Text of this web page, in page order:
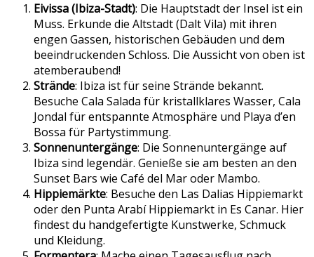
Eivissa (Ibiza-Stadt): Die Hauptstadt der Insel ist ein
Muss. Erkunde die Altstadt (Dalt Vila) mit ihren
engen Gassen, historischen Gebäuden und dem
beeindruckenden Schloss. Die Aussicht von oben ist
atemberaubend!
Strände: Ibiza ist für seine Strände bekannt.
Besuche Cala Salada für kristallklares Wasser, Cala
Jondal für entspannte Atmosphäre und Playa d’en
Bossa für Partystimmung.
Sonnenuntergänge: Die Sonnenuntergänge auf
Ibiza sind legendär. Genieße sie am besten an den
Sunset Bars wie Café del Mar oder Mambo.
Hippiemärkte: Besuche den Las Dalias Hippiemarkt
oder den Punta Arabí Hippiemarkt in Es Canar. Hier
findest du handgefertigte Kunstwerke, Schmuck
und Kleidung.